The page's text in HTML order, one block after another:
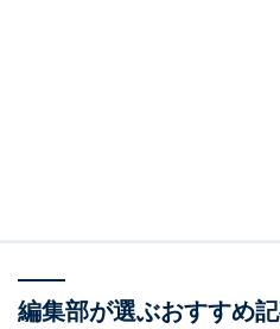
編集部が選ぶおすすめ